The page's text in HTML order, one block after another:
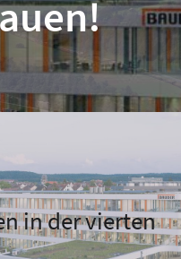
Bachl
Auf